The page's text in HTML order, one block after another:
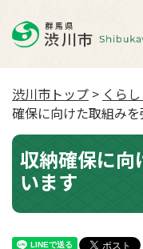
渋川市トップ > くら
確保に向けた取組み
収納確保に向
います